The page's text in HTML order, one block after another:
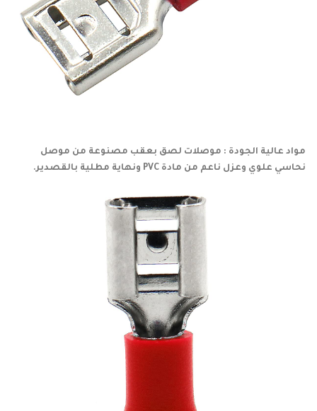
مواد عالية الجودة : موصلات لصق بعقب مصنوعة من موصل
نحاسي علوي وعزل ناعم من مادة PVC ونهاية مطلية بالقصدير.